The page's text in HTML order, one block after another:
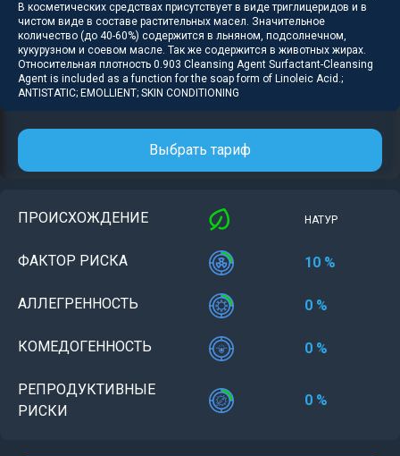
В косметических средствах присутствует в виде триглицеридов и в
чистом виде в составе растительных масел. Значительное
количество (до 40-60%) содержится в льняном, подсолнечном,
кукурузном и соевом масле. Так же содержится в животных жирах.
Относительная плотность 0.903 Cleansing Agent Surfactant-Cleansing
Agent is included as a function for the soap form of Linoleic Acid.;
ANTISTATIC; EMOLLIENT; SKIN CONDITIONING
Выбрать тариф
ПРОИСХОЖДЕНИЕ НАТУР
ФАКТОР РИСКА 10 %
АЛЛЕГРЕННОСТЬ 0 %
КОМЕДОГЕННОСТЬ 0 %
РЕПРОДУКТИВНЫЕ
РИСКИ
0 %